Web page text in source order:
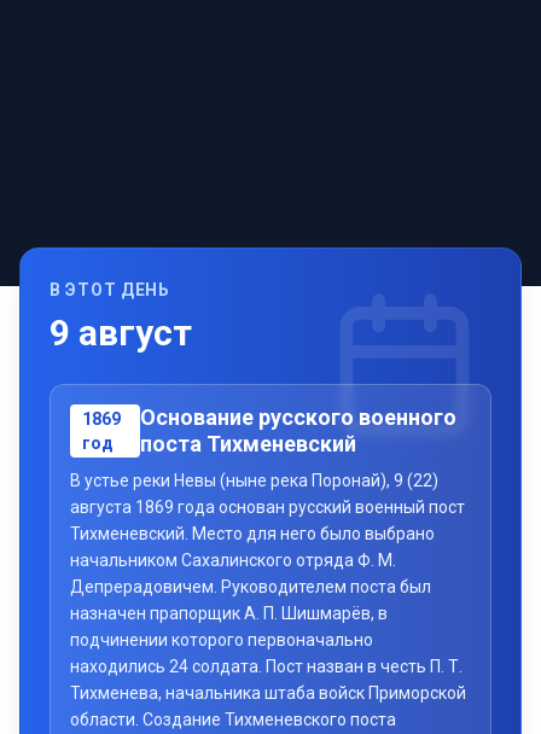
В ЭТОТ ДЕНЬ
9 август
1869
год
Основание русского военного
поста Тихменевский
В устье реки Невы (ныне река Поронай), 9 (22)
августа 1869 года основан русский военный пост
Тихменевский. Место для него было выбрано
начальником Сахалинского отряда Ф. М.
Депрерадовичем. Руководителем поста был
назначен прапорщик А. П. Шишмарёв, в
подчинении которого первоначально
находились 24 солдата. Пост назван в честь П. Т.
Тихменева, начальника штаба войск Приморской
области. Создание Тихменевского поста